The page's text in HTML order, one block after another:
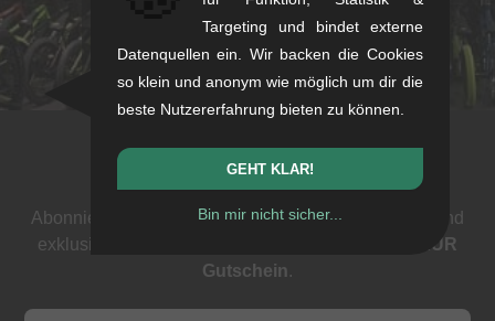
+49/711/21954890
stuttgart@kunstform.org
Newsletter
Abonniere unseren Newsletter: Events, BMX News und
exklusive Deals. Als Dank bekommst du einen
5 EUR
Gutschein.
Targeting und bindet externe
Datenquellen ein. Wir backen die Cookies
so klein und anonym wie möglich um dir die
beste Nutzererfahrung bieten zu können.
GEHT KLAR!
Bin mir nicht sicher...